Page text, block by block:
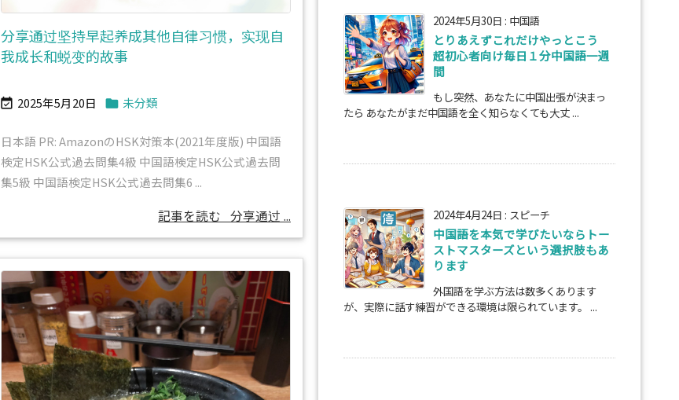
分享通过坚持早起养成其他自律习惯，实现自
我成长和蜕变的故事
 2025年5月20日  未分類
日本語 PR: AmazonのHSK対策本(2021年度版) 中国語
検定HSK公式過去問集4級 中国語検定HSK公式過去問
集5級 中国語検定HSK公式過去問集6 ...
記事を読む 分享通过 ...
2024年5月30日 : 中国語
とりあえずこれだけやっとこう
超初心者向け毎日１分中国語一週
間
もし突然、あなたに中国出張が決まっ
たら あなたがまだ中国語を全く知らなくても大丈 ...
2024年4月24日 : スピーチ
中国語を本気で学びたいならトー
ストマスターズという選択肢もあ
ります
外国語を学ぶ方法は数多くあります
が、実際に話す練習ができる環境は限られています。 ...